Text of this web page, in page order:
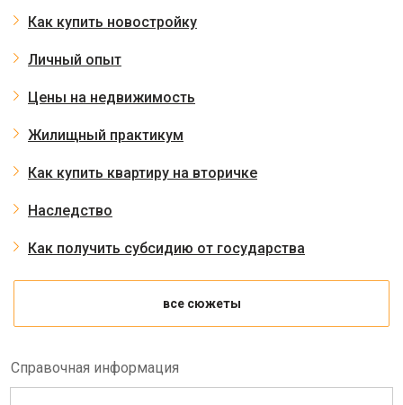
Как купить новостройку
Личный опыт
Цены на недвижимость
Жилищный практикум
Как купить квартиру на вторичке
Наследство
Как получить субсидию от государства
все сюжеты
Справочная информация